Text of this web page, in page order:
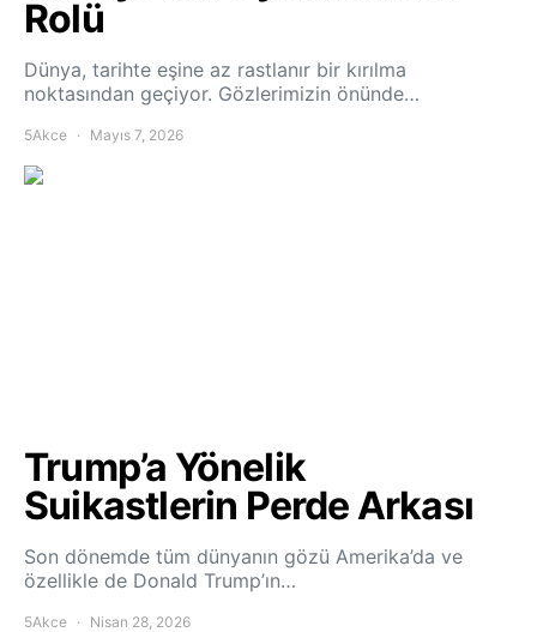
Rolü
Dünya, tarihte eşine az rastlanır bir kırılma
noktasından geçiyor. Gözlerimizin önünde…
5Akce Mayıs 7, 2026
Trump’a Yönelik
Suikastlerin Perde Arkası
Son dönemde tüm dünyanın gözü Amerika’da ve
özellikle de Donald Trump’ın…
5Akce Nisan 28, 2026